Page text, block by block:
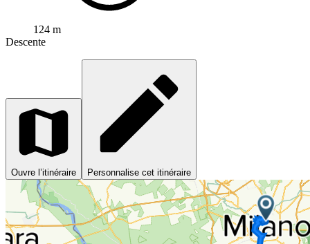
124 m
Descente
Ouvre l’itinéraire Personnalise cet itinéraire